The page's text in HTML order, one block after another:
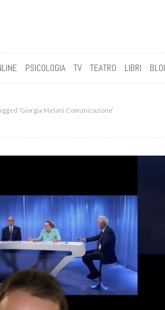
PSICOLOGIA TV TEATRO LIBRI
‘Giorgia Meloni Comunicazione‘